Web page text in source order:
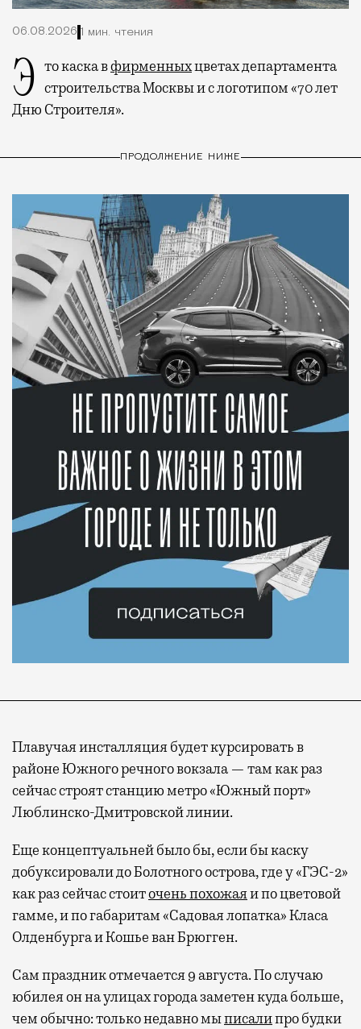
06.08.2026 1 мин. чтения
Это каска вфирменныхцветах департамента
строительства Москвы и с логотипом «70 лет
Дню Строителя».
ПРОДОЛЖЕНИЕ НИЖЕ
Плавучая инсталляция будет курсировать в
районе Южного речного вокзала — там как раз
сейчас строят станцию метро «Южный порт»
Люблинско-Дмитровской линии.
Еще концептуальней было бы, если бы каску
добуксировали до Болотного острова, где у «ГЭС-2»
как раз сейчас стоиточень похожаяи по цветовой
гамме, и по габаритам «Садовая лопатка» Класа
Олденбурга и Кошье ван Брюгген.
Сам праздник отмечается 9 августа. По случаю
юбилея он на улицах города заметен куда больше,
чем обычно: только недавно мыписалипро будки